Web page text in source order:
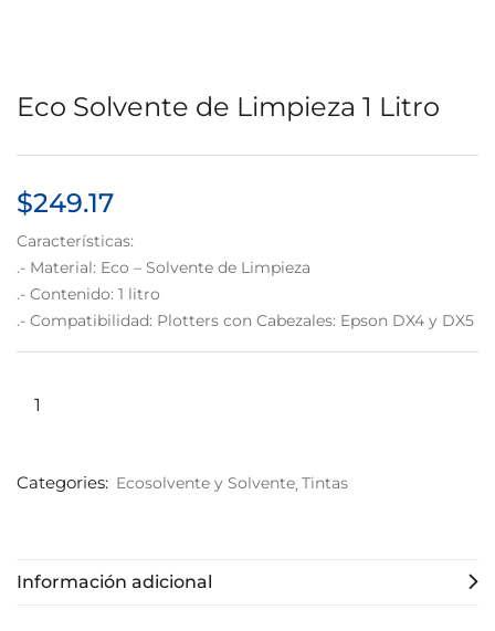
Eco Solvente de Limpieza 1 Litro
$249.17
Características:
.- Material: Eco – Solvente de Limpieza
.- Contenido: 1 litro
.- Compatibilidad: Plotters con Cabezales: Epson DX4 y DX5
Categories: Ecosolvente y Solvente Tintas
Información adicional